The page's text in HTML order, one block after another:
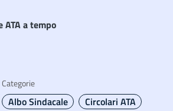
a tempo
Categorie
Albo Sindacale
Circolari ATA